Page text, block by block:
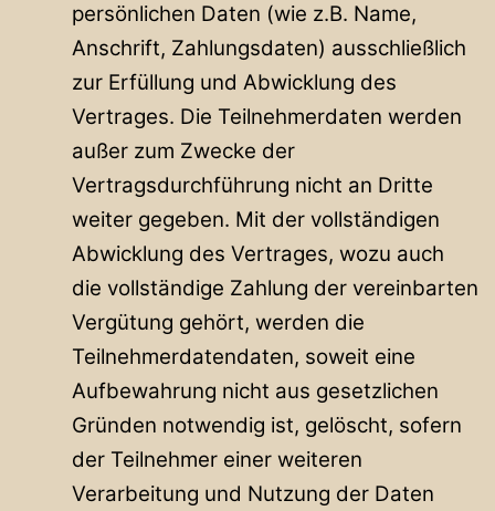
persönlichen Daten (wie z.B. Name,
Anschrift, Zahlungsdaten) ausschließlich
zur Erfüllung und Abwicklung des
Vertrages. Die Teilnehmerdaten werden
außer zum Zwecke der
Vertragsdurchführung nicht an Dritte
weiter gegeben. Mit der vollständigen
Abwicklung des Vertrages, wozu auch
die vollständige Zahlung der vereinbarten
Vergütung gehört, werden die
Teilnehmerdatendaten, soweit eine
Aufbewahrung nicht aus gesetzlichen
Gründen notwendig ist, gelöscht, sofern
der Teilnehmer einer weiteren
Verarbeitung und Nutzung der Daten